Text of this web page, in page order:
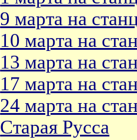
9 марта на
10 марта на
13 марта на
17 марта на
24 марта на
Старая Русса